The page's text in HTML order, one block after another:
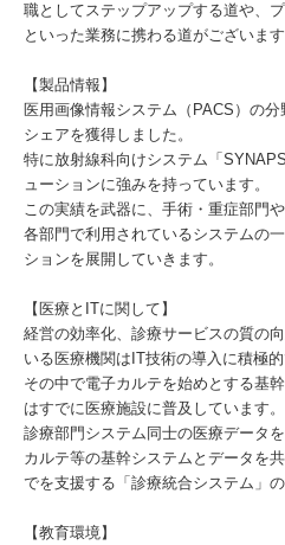
職としてステップアップする道や、
といった業務に携わる道がございます
【製品情報】
医用画像情報システム（PACS）の
シェアを獲得しました。
特に放射線科向けシステム「
ューションに強みを持っています。
この実績を武器に、手術・重症部門
各部門で利用されているシステムの
ションを展開していきます。
【医療とITに関して】
経営の効率化、診療サービスの質の
いる医療機関はIT技術の導入に積極的
その中で電子カルテを始めとする基
はすでに医療施設に普及しています
診療部門システム同士の医療データ
カルテ等の基幹システムとデータを
でを支援する「診療統合システム」
【教育環境】